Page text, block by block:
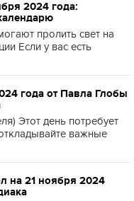
2024 года:
пролить свет на
Если у вас есть
года от Павла Глобы
Этот день потребует
важные
на 21 ноября 2024